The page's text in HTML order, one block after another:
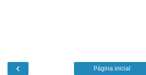
‹ Página inicial